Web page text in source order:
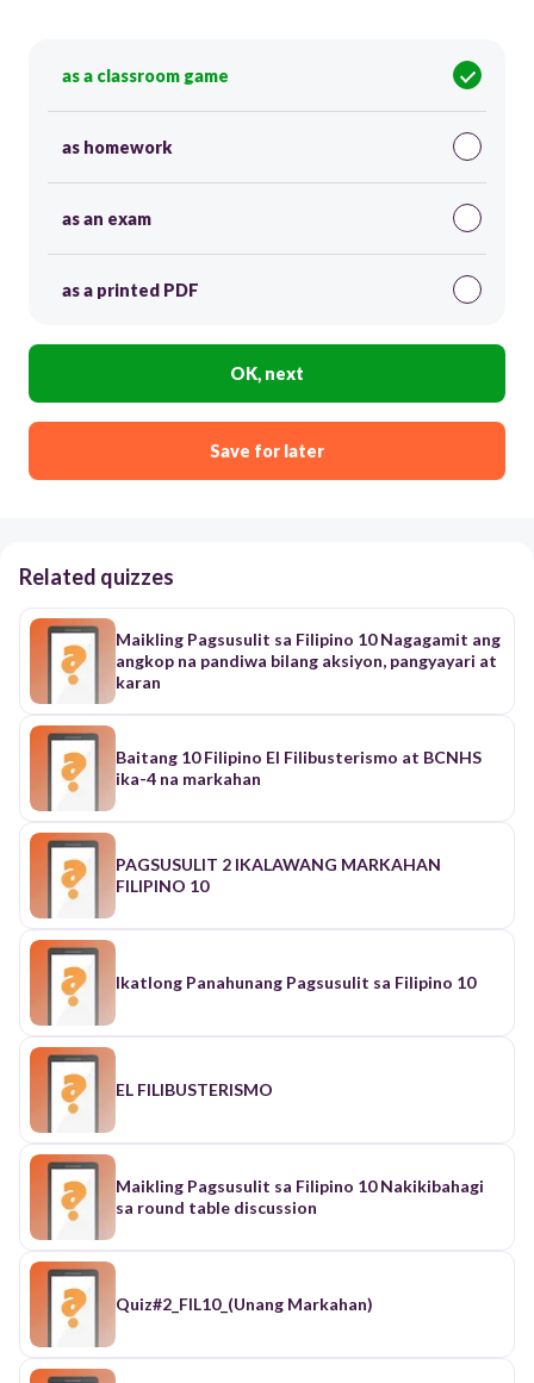
as a classroom game
as homework
as an exam
as a printed PDF
OK, next
Save for later
Related quizzes
Maikling Pagsusulit sa Filipino 10 Nagagamit ang
angkop na pandiwa bilang aksiyon, pangyayari at
karan
Baitang 10 Filipino El Filibusterismo at BCNHS
ika-4 na markahan
PAGSUSULIT 2 IKALAWANG MARKAHAN
FILIPINO 10
Ikatlong Panahunang Pagsusulit sa Filipino 10
EL FILIBUSTERISMO
Maikling Pagsusulit sa Filipino 10 Nakikibahagi
sa round table discussion
Quiz#2_FIL10_(Unang Markahan)